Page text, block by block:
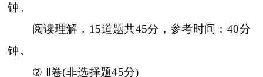
钟。
阅读理解，15道题共45分，参考时间：40分
钟。
② Ⅱ卷(非选择题45分)